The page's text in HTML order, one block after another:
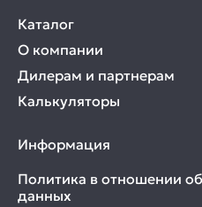
Каталог
О компании
Дилерам и партнерам
Калькуляторы
Информация
Политика в отношении
данных